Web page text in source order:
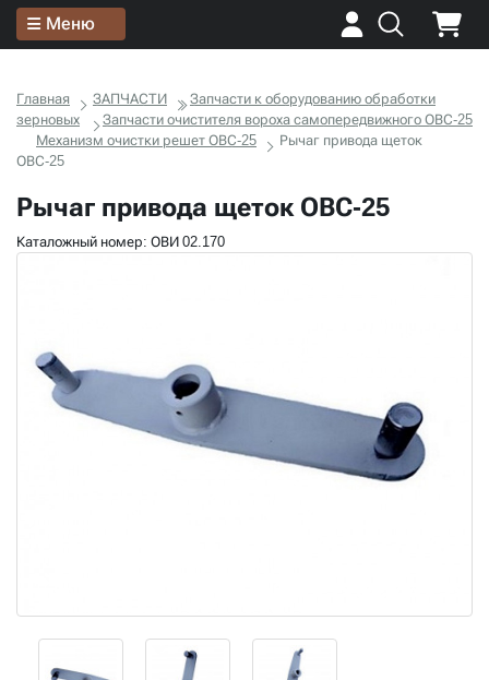
Меню
Главная ЗАПЧАСТИ
Запчасти к оборудованию обработки
зерновых
Запчасти очистителя вороха самопередвижного ОВС-25
Механизм очистки решет ОВС-25
Рычаг привода щеток
ОВС-25
Рычаг привода щеток ОВС-25
Каталожный номер: ОВИ 02.170